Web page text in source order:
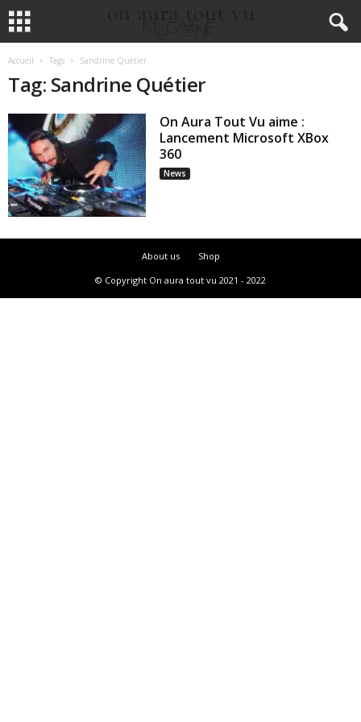
Accueil Tags Sandrine Quétier
Tag: Sandrine Quétier
On Aura Tout Vu aime :
Lancement Microsoft XBox
360
News
About us
Shop
© Copyright On aura tout vu 2021 - 2022